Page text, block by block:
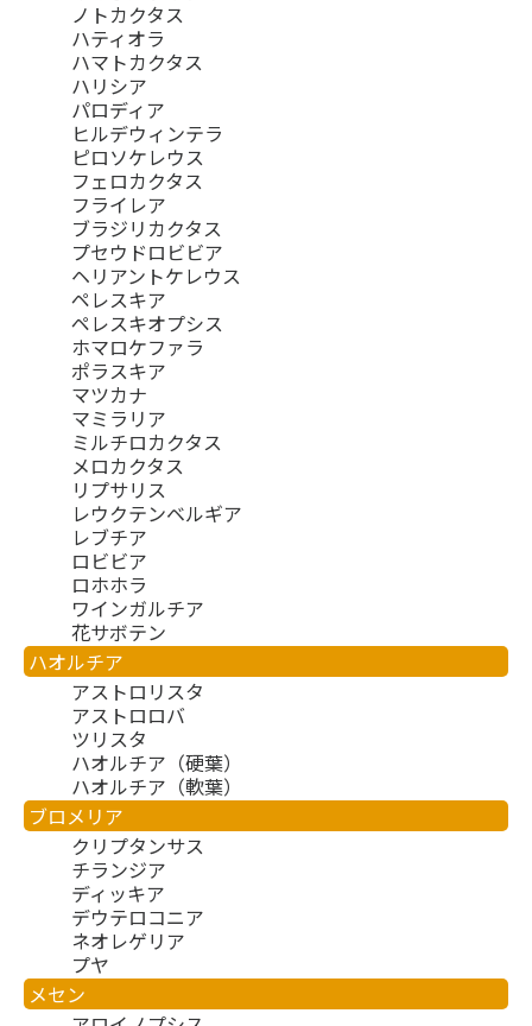
ノトカクタス
ハティオラ
ハマトカクタス
ハリシア
パロディア
ヒルデウィンテラ
ピロソケレウス
フェロカクタス
フライレア
ブラジリカクタス
プセウドロビビア
ヘリアントケレウス
ペレスキア
ペレスキオプシス
ホマロケファラ
ポラスキア
マツカナ
マミラリア
ミルチロカクタス
メロカクタス
リプサリス
レウクテンベルギア
レブチア
ロビビア
ロホホラ
ワインガルチア
花サボテン
ハオルチア
アストロリスタ
アストロロバ
ツリスタ
ハオルチア（硬葉）
ハオルチア（軟葉）
ブロメリア
クリプタンサス
チランジア
ディッキア
デウテロコニア
ネオレゲリア
プヤ
メセン